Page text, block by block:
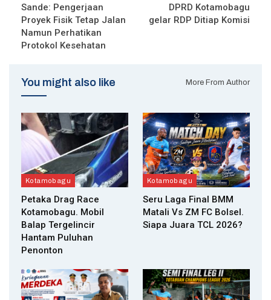
Sande: Pengerjaan
Proyek Fisik Tetap Jalan
Namun Perhatikan
Protokol Kesehatan
DPRD Kotamobagu
gelar RDP Ditiap Komisi
You might also like More From Author
Kotamobagu
Petaka Drag Race
Kotamobagu. Mobil
Balap Tergelincir
Hantam Puluhan
Penonton
Kotamobagu
Seru Laga Final BMM
Matali Vs ZM FC Bolsel.
Siapa Juara TCL 2026?